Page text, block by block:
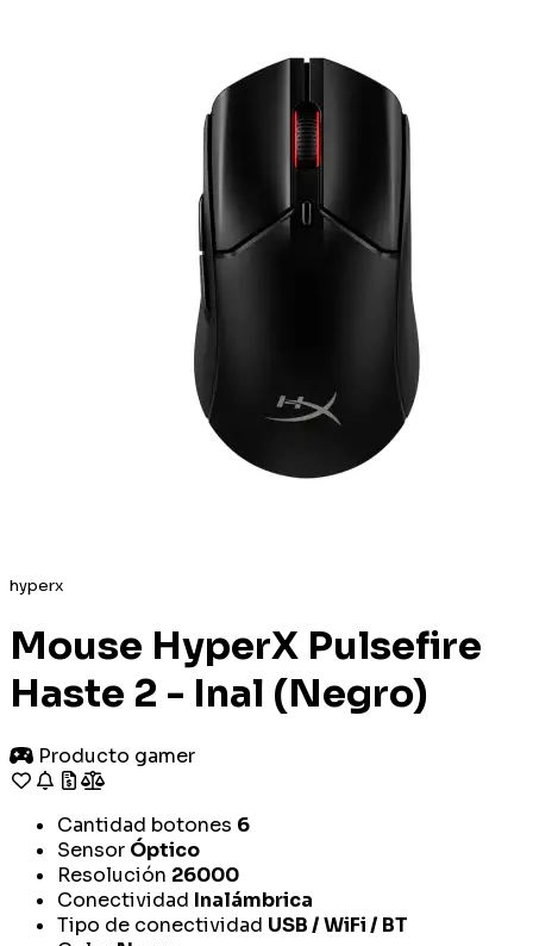
hyperx
Mouse HyperX Pulsefire
Haste 2 - Inal (Negro)
Producto gamer
Cantidad botones 6
Sensor Óptico
Resolución 26000
Conectividad Inalámbrica
Tipo de conectividad USB / WiFi / BT